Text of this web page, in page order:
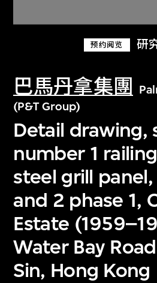
预约阅览 研
巴馬丹拿集團
(P&T Group)
Detail drawing,
number 1
steel grill panel,
and 2 phase 1,
Estate
Water Bay
Sin, Hong Kong
关于M+藏品
探索世界顶级的二十及
文化藏品。